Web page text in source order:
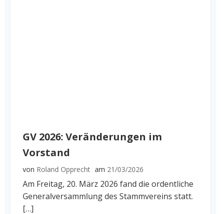
GV 2026: Veränderungen im
Vorstand
von Roland Opprecht am 21/03/2026
Am Freitag, 20. März 2026 fand die ordentliche
Generalversammlung des Stammvereins statt.
[…]